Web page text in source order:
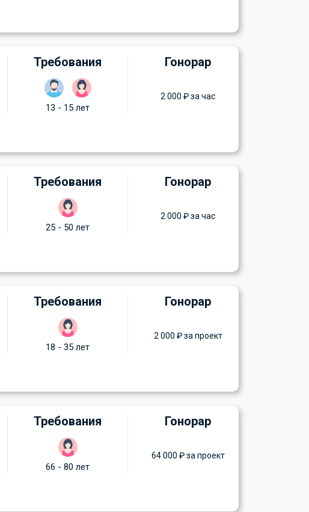
Требования
13 - 15 лет
Гонорар
2 000 ₽ за час
Требования
25 - 50 лет
Гонорар
2 000 ₽ за час
Требования
18 - 35 лет
Гонорар
2 000 ₽ за проект
Требования
66 - 80 лет
Гонорар
64 000 ₽ за проект